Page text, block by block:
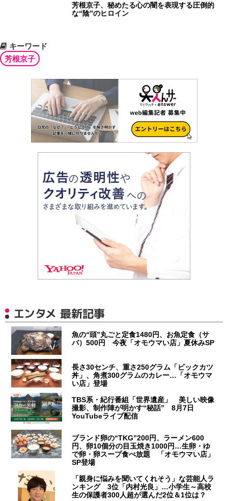
芳根京子、秘めたる心の闇を表現する圧倒的
な“陰”のヒロイン
キーワード
芳根京子
エンタメ 最新記事
魚の“頭”丸ごと定食1480円、お魚定食（サ
バ）500円 今夜「オモウマい店」夏休みSP
長さ30センチ、重さ250グラム「ビックカツ
丼」、角煮300グラムのカレー…「オモウマ
い店」登場
TBS系・紀行番組「世界遺産」 美しい映像
撮影、制作陣が明かす“秘話” 8月7日
YouTubeライブ配信
ブランド卵の“TKG”200円、ラーメン600
円、卵10個分の目玉焼き1000円…生卵・ゆ
で卵・卵スープ食べ放題 「オモウマい店」
SP登場
「親身に悩みを聞いてくれそう」な芸能人ラ
ンキング 3位「内村光良」…小学生～高校
生の保護者300人超が選んだ2位＆1位は？